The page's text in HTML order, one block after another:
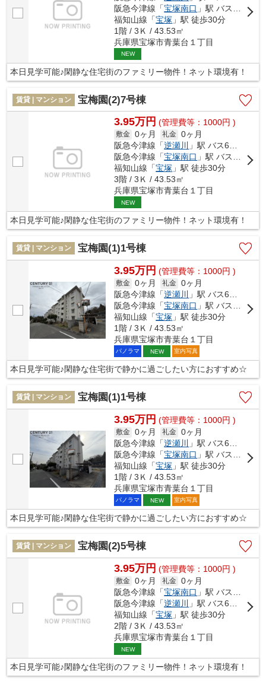
阪急今津線「宝塚南口 」駅 バス12分 「宝松苑」 停歩3分
福知山線「宝塚 」駅 徒歩30分
1階 / 3Ｋ / 43.53㎡
兵庫県宝塚市青葉台１丁目
NEW
本日見学可能♪閑静な住宅街のファミリー物件！ネット環境有！
賃貸 | マンション 宝梅園(2)7号棟
3.95万円 (管理費等：1000円 )
敷金 0ヶ月 礼金 0ヶ月
阪急今津線「逆瀬川
」駅 バス6分 「宝松苑」 停歩2分
阪急今津線「宝塚南口 」駅 バス12分 「宝松苑」 停歩3分
福知山線「宝塚 」駅 徒歩30分
3階 / 3Ｋ / 43.53㎡
兵庫県宝塚市青葉台１丁目
NEW
本日見学可能♪閑静な住宅街のファミリー物件！ネット環境有！
賃貸 | マンション 宝梅園(1)1号棟
3.95万円 (管理費等：1000円 )
敷金 0ヶ月 礼金 0ヶ月
阪急今津線「逆瀬川
」駅 バス6分 「宝松苑」 停歩2分
阪急今津線「宝塚南口 」駅 バス12分 「宝松苑」 停歩3分
福知山線「宝塚 」駅 徒歩30分
1階 / 3Ｋ / 43.53㎡
兵庫県宝塚市青葉台１丁目
パノラマ NEW 室内写真
本日見学可能♪閑静な住宅街で静かに過ごしたい方におすすめ☆
賃貸 | マンション 宝梅園(1)1号棟
3.95万円 (管理費等：1000円 )
敷金 0ヶ月 礼金 0ヶ月
阪急今津線「逆瀬川
」駅 バス6分 「宝松苑」 停歩2分
阪急今津線「宝塚南口 」駅 バス12分 「宝松苑」 停歩3分
福知山線「宝塚 」駅 徒歩30分
1階 / 3Ｋ / 43.53㎡
兵庫県宝塚市青葉台１丁目
パノラマ NEW 室内写真
本日見学可能♪閑静な住宅街で静かに過ごしたい方におすすめ☆
賃貸 | マンション 宝梅園(2)5号棟
3.95万円 (管理費等：1000円 )
敷金 0ヶ月 礼金 0ヶ月
阪急今津線「宝塚南口 」駅 バス12分 「宝松苑」 停歩3分
阪急今津線「逆瀬川
」駅 バス6分 「宝松苑」 停歩2分
福知山線「宝塚 」駅 徒歩30分
2階 / 3Ｋ / 43.53㎡
兵庫県宝塚市青葉台１丁目
NEW
本日見学可能♪閑静な住宅街のファミリー物件！ネット環境有！